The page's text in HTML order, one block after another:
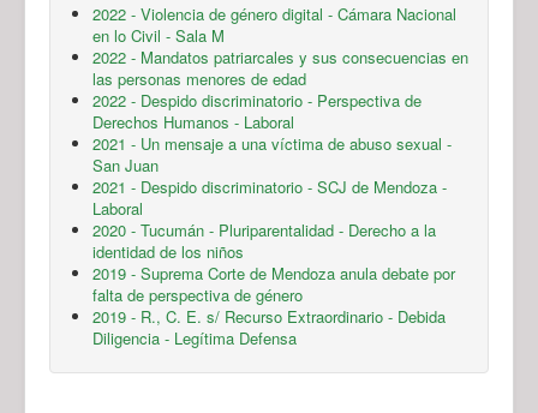
2022 - Violencia de género digital - Cámara Nacional
en lo Civil - Sala M
2022 - Mandatos patriarcales y sus consecuencias en
las personas menores de edad
2022 - Despido discriminatorio - Perspectiva de
Derechos Humanos - Laboral
2021 - Un mensaje a una víctima de abuso sexual -
San Juan
2021 - Despido discriminatorio - SCJ de Mendoza -
Laboral
2020 - Tucumán - Pluriparentalidad - Derecho a la
identidad de los niños
2019 - Suprema Corte de Mendoza anula debate por
falta de perspectiva de género
2019 - R., C. E. s/ Recurso Extraordinario - Debida
Diligencia - Legítima Defensa